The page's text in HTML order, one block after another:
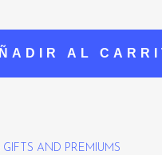
AL
GIFTS AND PREMIUMS